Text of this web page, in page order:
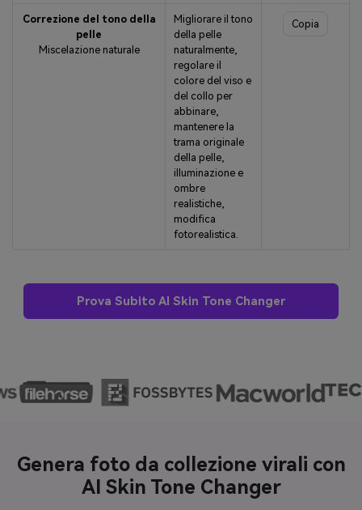
Correzione del tono della
pelle
Miscelazione naturale
Migliorare il tono
della pelle
naturalmente,
regolare il
colore del viso e
del collo per
abbinare,
mantenere la
trama originale
della pelle,
illuminazione e
ombre
realistiche,
modifica
fotorealistica.
Copia
Prova Subito AI Skin Tone Changer
Genera foto da collezione virali con
AI Skin Tone Changer